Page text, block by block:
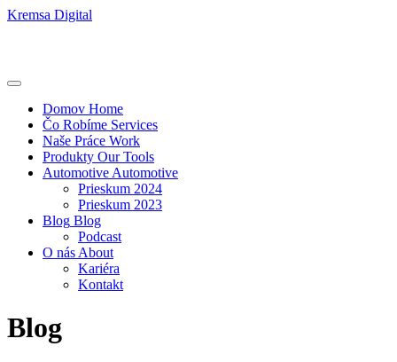
Kremsa Digital
Domov Home
Čo Robíme Services
Naše Práce Work
Produkty Our Tools
Automotive Automotive
Prieskum 2024
Prieskum 2023
Blog Blog
Podcast
O nás About
Kariéra
Kontakt
Blog